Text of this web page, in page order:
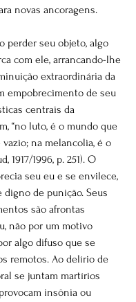
novas ancoragens.
perder seu objeto, algo
com ele, arrancando-lhe
extraordinária da
empobrecimento de seu
centrais da
“no luto, é o mundo que
na melancolia, é o
1917/1996, p. 251). O
seu eu e se envilece,
de punição. Seus
são afrontas
não por um motivo
algo difuso que se
remotos. Ao delírio de
se juntam martírios
insônia ou